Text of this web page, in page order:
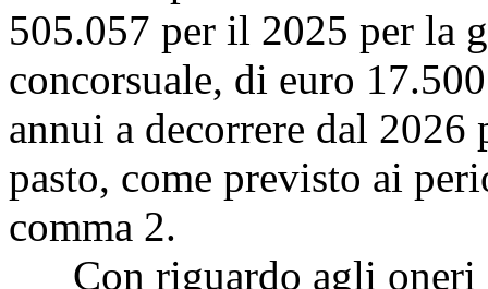
505.057 per il 2025 per la
concorsuale, di euro
annui a decorrere dal 2026
pasto, come previsto ai
comma 2.
Con riguardo agli oneri